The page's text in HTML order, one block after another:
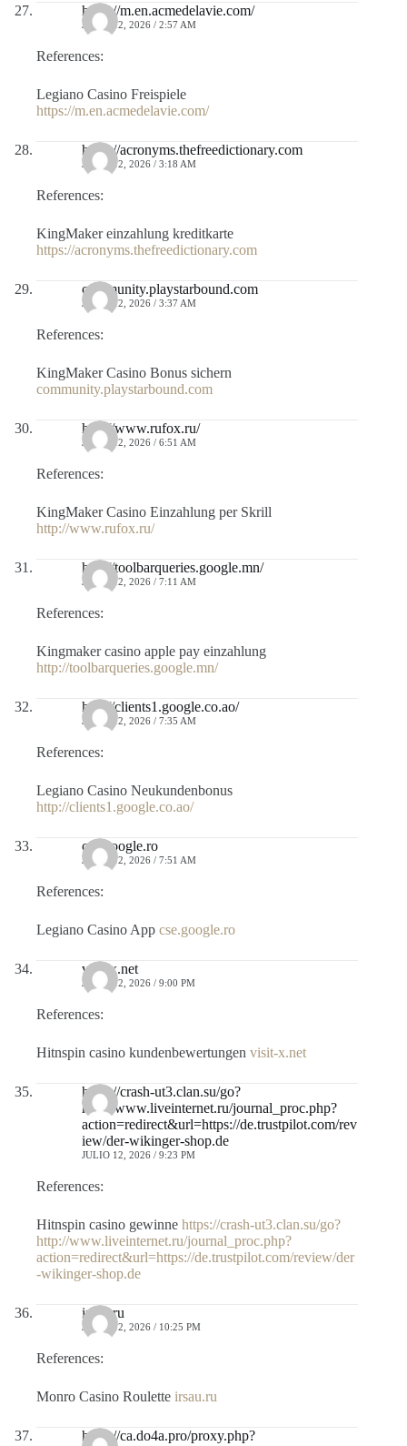
https://m.en.acmedelavie.com/
JULIO 12, 2026 / 2:57 AM
References:
Legiano Casino Freispiele
https://m.en.acmedelavie.com/
https://acronyms.thefreedictionary.com
JULIO 12, 2026 / 3:18 AM
References:
KingMaker einzahlung kreditkarte
https://acronyms.thefreedictionary.com
community.playstarbound.com
JULIO 12, 2026 / 3:37 AM
References:
KingMaker Casino Bonus sichern
community.playstarbound.com
http://www.rufox.ru/
JULIO 12, 2026 / 6:51 AM
References:
KingMaker Casino Einzahlung per Skrill
http://www.rufox.ru/
http://toolbarqueries.google.mn/
JULIO 12, 2026 / 7:11 AM
References:
Kingmaker casino apple pay einzahlung
http://toolbarqueries.google.mn/
http://clients1.google.co.ao/
JULIO 12, 2026 / 7:35 AM
References:
Legiano Casino Neukundenbonus
http://clients1.google.co.ao/
cse.google.ro
JULIO 12, 2026 / 7:51 AM
References:
Legiano Casino App cse.google.ro
visit-x.net
JULIO 12, 2026 / 9:00 PM
References:
Hitnspin casino kundenbewertungen visit-x.net
https://crash-ut3.clan.su/go?
http://www.liveinternet.ru/journal_proc.php?
action=redirect&url=https://de.trustpilot.com/rev
iew/der-wikinger-shop.de
JULIO 12, 2026 / 9:23 PM
References:
Hitnspin casino gewinne https://crash-ut3.clan.su/go?
http://www.liveinternet.ru/journal_proc.php?
action=redirect&url=https://de.trustpilot.com/review/der
-wikinger-shop.de
irsau.ru
JULIO 12, 2026 / 10:25 PM
References:
Monro Casino Roulette irsau.ru
https://ca.do4a.pro/proxy.php?